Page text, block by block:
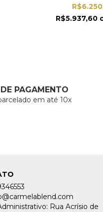
R$5.937,60
PAGAMENTO
em até 10x
Rua Acrísio de